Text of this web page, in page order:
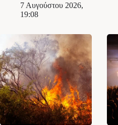
7 Αυγούστου 2026,
19:08